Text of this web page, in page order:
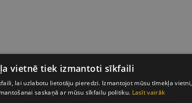
vietnē tiek izmantoti sīkfaili
lai uzlabotu lietotāju pieredzi. Izmantojot mūsu tīmekļa vietni,
saskaņā ar mūsu sīkfailu politiku. Lasīt vairāk